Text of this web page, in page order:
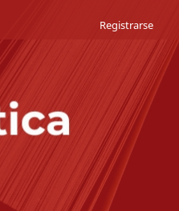
Registrarse